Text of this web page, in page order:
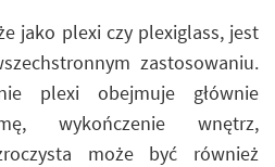
jako plexi czy plexiglass, jest
zastosowaniu.
plexi obejmuje głównie
wykończenie wnętrz,
może być również